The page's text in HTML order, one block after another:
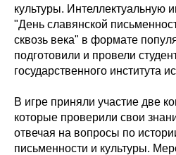
культуры. Интеллектуальную
"День славянской
сквозь века" в формате
подготовили и провели
государственного института
В игре приняли участие две
которые проверили свои
отвечая на вопросы по
письменности и культуры.